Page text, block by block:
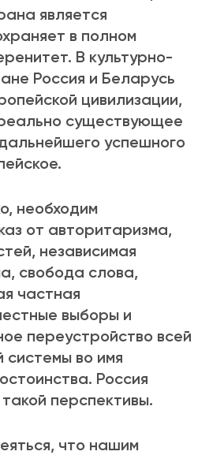
является
в полном
В культурно-
Россия и Беларусь
цивилизации,
существующее
успешного
необходим
от авторитаризма,
независимая
свобода слова,
частная
выборы и
переустройство всей
системы во имя
Россия
перспективы.
что нашим